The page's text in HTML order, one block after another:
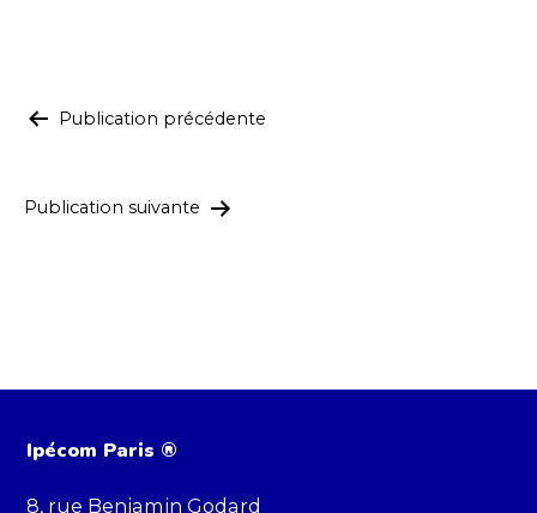
Navigation
l’article
Publication précédente
Publication suivante
Ipécom Paris ®
8, rue Benjamin Godard